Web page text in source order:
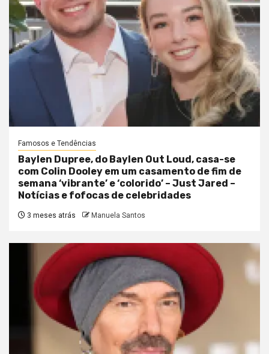
Famosos e Tendências
Baylen Dupree, do Baylen Out Loud, casa-se
com Colin Dooley em um casamento de fim de
semana ‘vibrante’ e ‘colorido’ – Just Jared –
Notícias e fofocas de celebridades
3 meses atrás Manuela Santos